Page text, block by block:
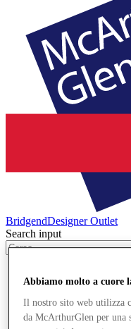
BridgendDesigner Outlet
Search input
Offerte
Pianifica la tua visita
Mangia e Bevi
Abbiamo molto a cuore
Il nostro sito web utilizza
da McArthurGlen per una